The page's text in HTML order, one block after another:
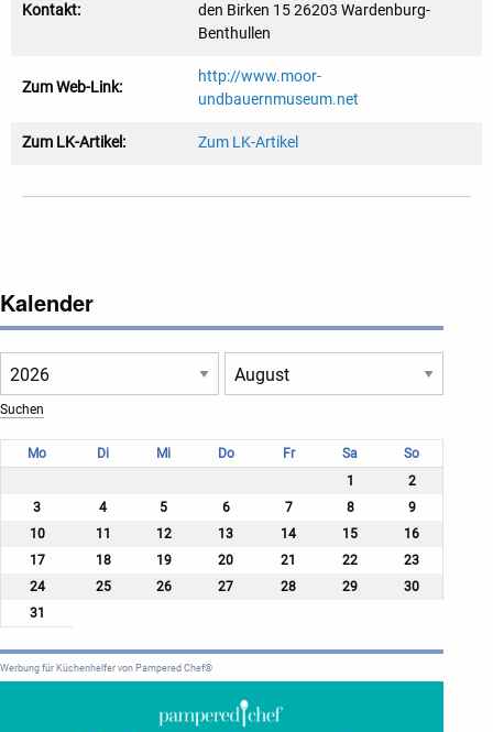
Kontakt:
den Birken 15 26203 Wardenburg-
Benthullen
Zum Web-Link:
http://www.moor-
undbauernmuseum.net
Zum LK-Artikel: Zum LK-Artikel
Kalender
Mo Di Mi Do Fr Sa
So
1
2
3
4 5 6 7 8
9
10
11 12 13 14 15
16
17
18 19 20 21 22
23
24
25 26 27 28 29
30
31
Werbung für Küchenhelfer von Pampered Chef®